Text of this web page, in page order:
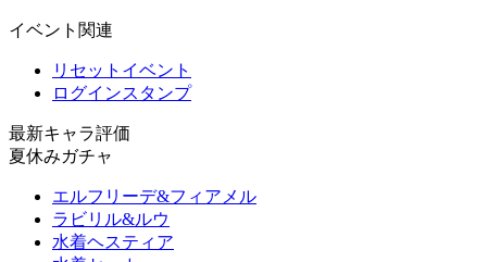
イベント関連
リセットイベント
ログインスタンプ
最新キャラ評価
夏休みガチャ
エルフリーデ&フィアメル
ラビリル&ルウ
水着ヘスティア